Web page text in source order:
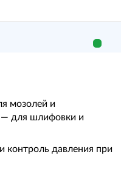
мозолей и
— для шлифовки и
контроль давления при